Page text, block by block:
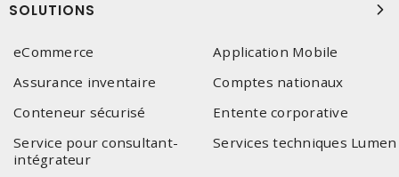
SOLUTIONS
eCommerce
Application Mobile
Assurance inventaire
Comptes nationaux
Conteneur sécurisé
Entente corporative
Service pour consultant-
intégrateur
Services techniques Lumen